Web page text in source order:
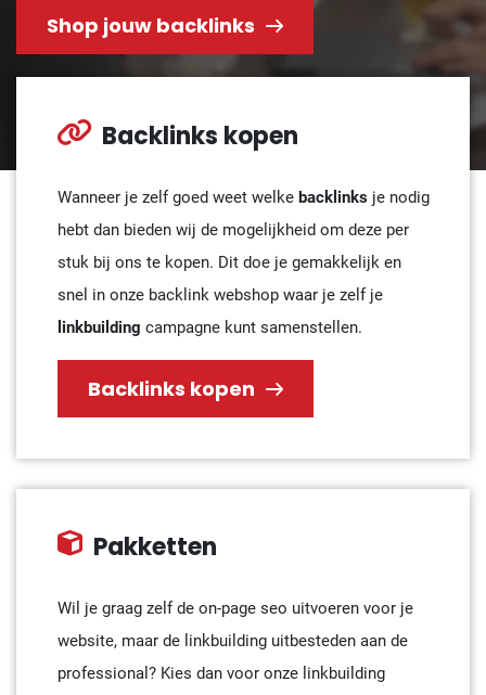
Shop jouw backlinks
Backlinks kopen
Wanneer je zelf goed weet welke backlinksje nodig
hebt dan bieden wij de mogelijkheid om deze per
stuk bij ons te kopen. Dit doe je gemakkelijk en
snel in onze backlink webshop waar je zelf je
linkbuilding campagne kunt samenstellen.
Backlinks kopen
Pakketten
Wil je graag zelf de on-page seo uitvoeren voor je
website, maar de linkbuilding uitbesteden aan de
professional? Kies dan voor onze linkbuilding